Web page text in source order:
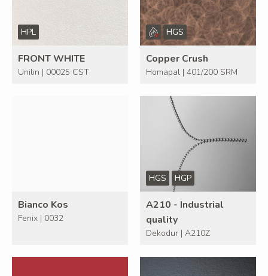
HPL
FRONT WHITE
Unilin | 00025 CST
HGS
Copper Crush
Homapal | 401/200 SRM
Bianco Kos
Fenix | 0032
HGS HGP
A210 - Industrial
quality
Dekodur | A210Z